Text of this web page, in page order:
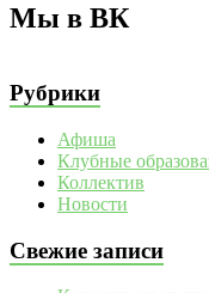
Мы в ВК
Рубрики
Афиша
Клубные
Коллектив
Новости
Свежие записи